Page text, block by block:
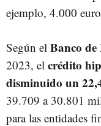
ejemplo, 4.000
Según el Banco de
2023, el crédito
disminuido un
39.709 a 30.801
para las entidades